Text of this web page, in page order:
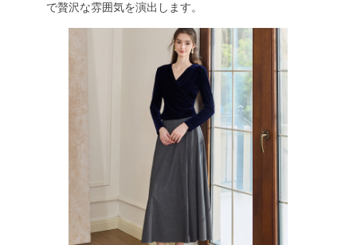
で贅沢な雰囲気を演出します。